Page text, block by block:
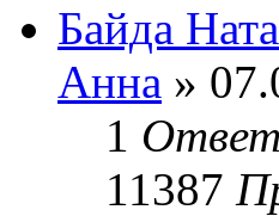
Байда
Анна »
1
11387